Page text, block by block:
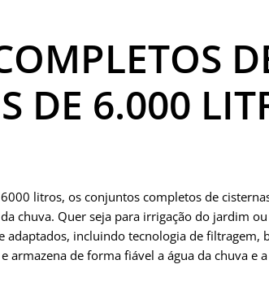
DE 6.000
litros, os conjuntos completos de
chuva. Quer seja para irrigação do jardim
incluindo tecnologia de filtragem,
armazena de forma fiável a água da chuva e